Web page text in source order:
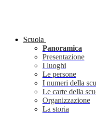
Scuola
Panoramica
Presentazione
I luoghi
Le persone
I numeri della
Le carte della
Organizzazione
La storia